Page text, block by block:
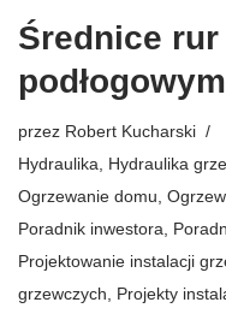
Średnice
przez Robert Kucharski
Hydraulika
Hydraulika
Ogrzewanie domu
Poradnik inwestora
Projektowanie instalacji
grzewczych
Projekty